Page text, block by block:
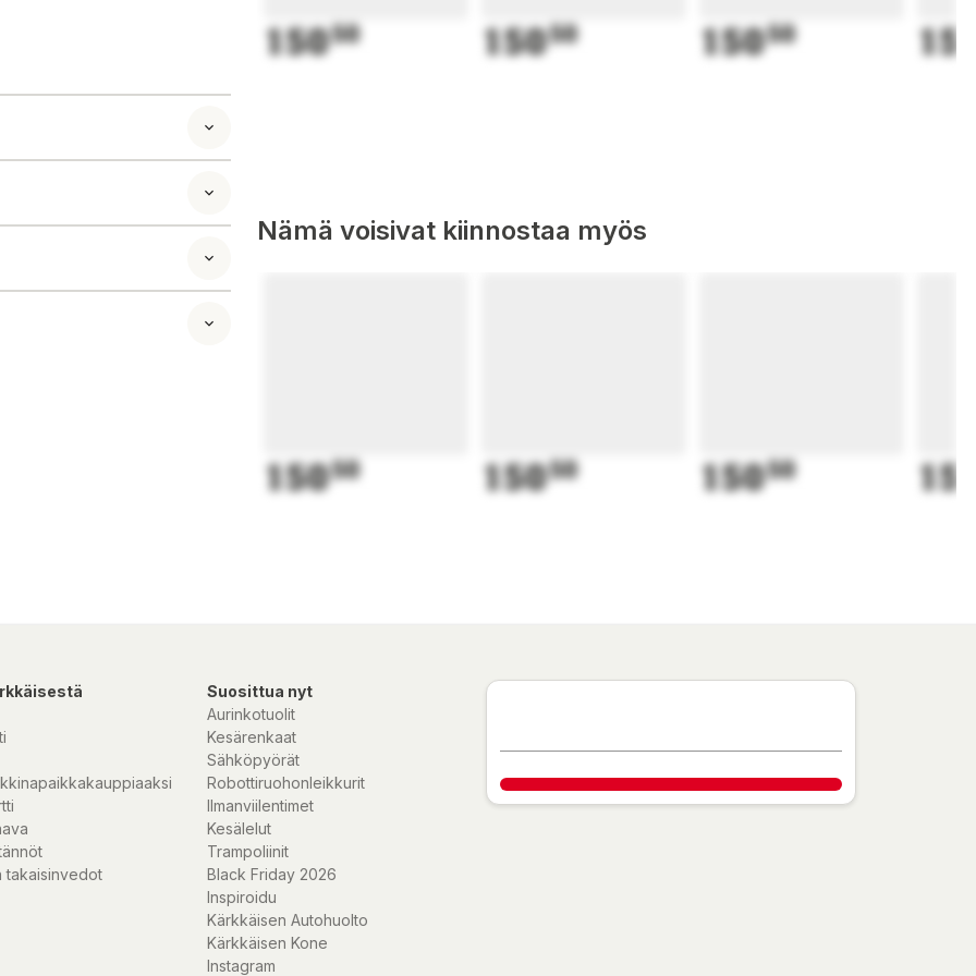
ja kylmät
15050 15050 15050
Nämä voisivat kiinnostaa myös
15050 15050 15050
takaisinvedot
Suosittua nyt
Aurinkotuolit
Kesärenkaat
Sähköpyörät
Robottiruohonleikkurit
Ilmanviilentimet
Kesälelut
Trampoliinit
Black Friday 2026
Inspiroidu
Kärkkäisen Autohuolto
Kärkkäisen Kone
Instagram